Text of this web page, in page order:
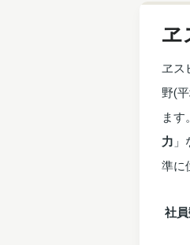
ヱ
ヱス
野(
ます
力
準に
社